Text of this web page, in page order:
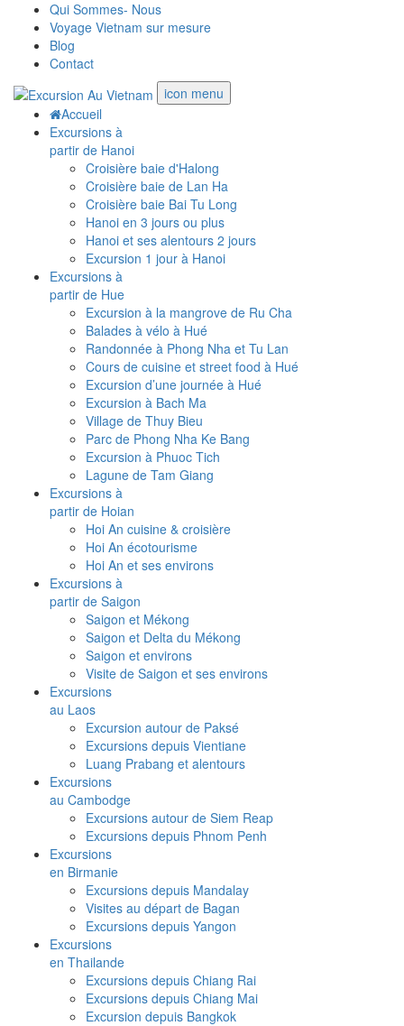
Qui Sommes- Nous
Voyage Vietnam sur mesure
Blog
Contact
icon menu
Accueil
Excursions à
partir de Hanoi
Croisière baie d'Halong
Croisière baie de Lan Ha
Croisière baie Bai Tu Long
Hanoi en 3 jours ou plus
Hanoi et ses alentours 2 jours
Excursion 1 jour à Hanoi
Excursions à
partir de Hue
Excursion à la mangrove de Ru Cha
Balades à vélo à Hué
Randonnée à Phong Nha et Tu Lan
Cours de cuisine et street food à Hué
Excursion d’une journée à Hué
Excursion à Bach Ma
Village de Thuy Bieu
Parc de Phong Nha Ke Bang
Excursion à Phuoc Tich
Lagune de Tam Giang
Excursions à
partir de Hoian
Hoi An cuisine & croisière
Hoi An écotourisme
Hoi An et ses environs
Excursions à
partir de Saigon
Saigon et Mékong
Saigon et Delta du Mékong
Saigon et environs
Visite de Saigon et ses environs
Excursions
au Laos
Excursion autour de Paksé
Excursions depuis Vientiane
Luang Prabang et alentours
Excursions
au Cambodge
Excursions autour de Siem Reap
Excursions depuis Phnom Penh
Excursions
en Birmanie
Excursions depuis Mandalay
Visites au départ de Bagan
Excursions depuis Yangon
Excursions
en Thailande
Excursions depuis Chiang Rai
Excursions depuis Chiang Mai
Excursion depuis Bangkok